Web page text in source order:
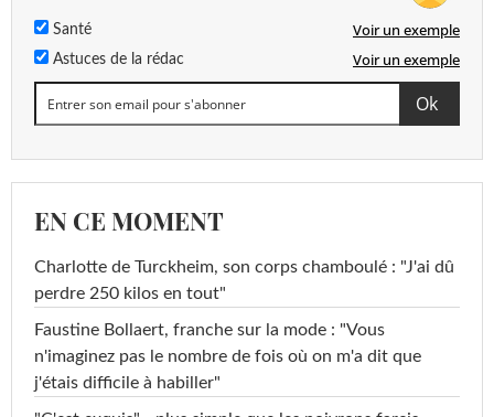
Santé Voir un exemple
Astuces de la rédac Voir un exemple
EN CE MOMENT
Charlotte de Turckheim, son corps chamboulé : "J'ai dû
perdre 250 kilos en tout"
Faustine Bollaert, franche sur la mode : "Vous
n'imaginez pas le nombre de fois où on m'a dit que
j'étais difficile à habiller"